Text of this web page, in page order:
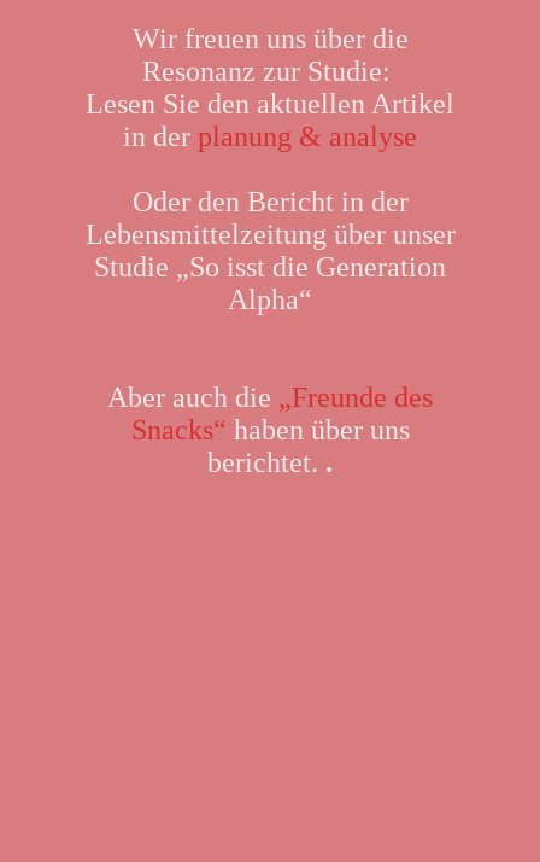
Wir freuen uns über die
Resonanz zur Studie:
Lesen Sie den aktuellen Artikel
in der planung & analyse
Oder den Bericht in der
Lebensmittelzeitung über unser
Studie „So isst die Generation
Alpha“
Aber auch die „Freunde des
Snacks“ haben über uns
berichtet. .